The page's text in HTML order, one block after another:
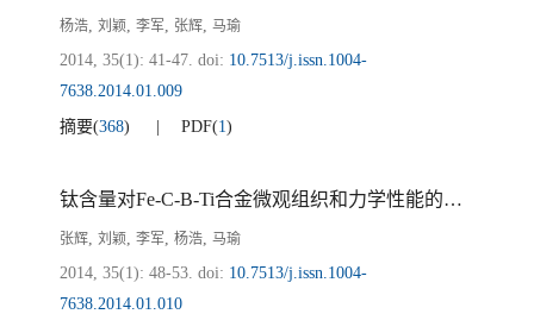
杨浩, 刘颖, 李军, 张辉, 马瑜
2014, 35(1): 41-47. doi: 10.7513/j.issn.1004-
7638.2014.01.009
摘要(368) PDF(1)
钛含量对Fe-C-B-Ti合金微观组织和力学性能的影响
张辉, 刘颖, 李军, 杨浩, 马瑜
2014, 35(1): 48-53. doi: 10.7513/j.issn.1004-
7638.2014.01.010